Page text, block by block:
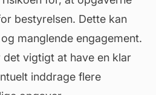
bestyrelsen. Dette kan
manglende engagement.
det vigtigt at have en klar
inddrage flere